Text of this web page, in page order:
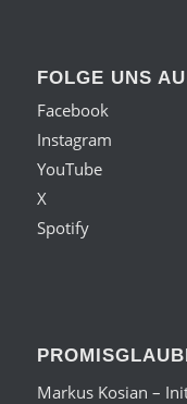
FOLGE UNS
Facebook
Instagram
YouTube
X
Spotify
Markus Kosian –